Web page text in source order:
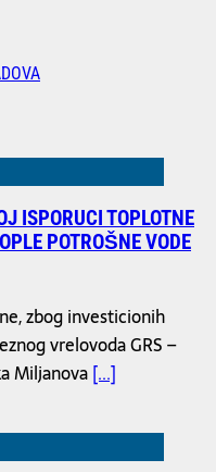
ISPORUCI TOPLOTNE
POTROŠNE VODE
zbog investicionih
vrelovoda GRS –
Miljanova[...]